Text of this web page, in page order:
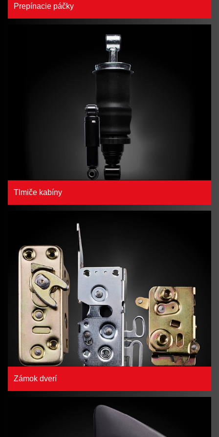
Prepínacie páčky
Tlmiče kabíny
Zámok dverí